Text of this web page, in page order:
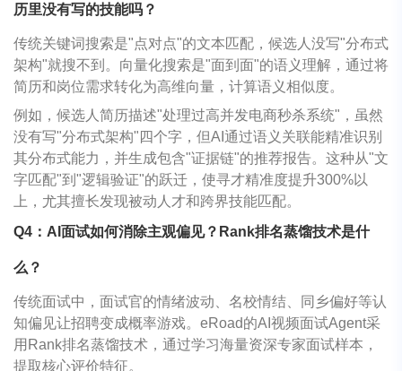
历里没有写的技能吗？
传统关键词搜索是"点对点"的文本匹配，候选人没写"分布式
架构"就搜不到。向量化搜索是"面到面"的语义理解，通过将
简历和岗位需求转化为高维向量，计算语义相似度。
例如，候选人简历描述"处理过高并发电商秒杀系统"，虽然
没有写"分布式架构"四个字，但AI通过语义关联能精准识别
其分布式能力，并生成包含"证据链"的推荐报告。这种从"文
字匹配"到"逻辑验证"的跃迁，使寻才精准度提升300%以
上，尤其擅长发现被动人才和跨界技能匹配。
Q4 ： AI 面试如何消除主观偏见？ Rank排名蒸馏技术是什
么？
传统面试中，面试官的情绪波动、名校情结、同乡偏好等认
知偏见让招聘变成概率游戏。eRoad的AI视频面试Agent采
用Rank排名蒸馏技术，通过学习海量资深专家面试样本，
提取核心评价特征。